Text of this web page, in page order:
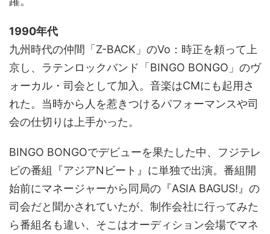
1990年代
九州時代の仲間「Z-BACK」のVo：時正を頼って上
京し、ラテンロックバンド「BINGO BONGO」のヴ
ォーカル・司会として加入。音楽はCMにも起用さ
れた。当時から人を惹きつけるパフォーマンスや司
会の仕切りは上手かった。
BINGO BONGOでデビューを果たした中、フジテレ
ビの番組『アジアNビート』に単独で出演。番組開
始前にマネージャーから同局の『ASIA BAGUS!』の
司会だと聞かされていたが、制作会社に行ってみた
ら番組名も違い、そこはオーディション会場でマネ